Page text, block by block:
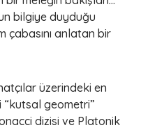
bilgiye duyduğu
çabasını anlatan bir
üzerindeki en
geometri”
dizisi ve Platonik